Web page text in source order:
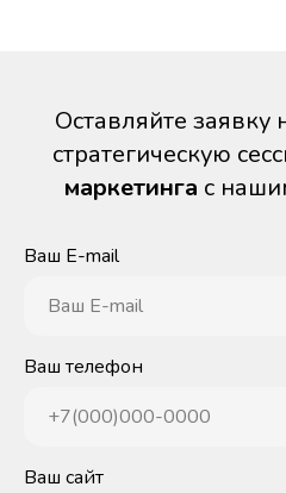
Оставляйте
стратегическую
маркетинга с
Ваш E-mail
Ваш E-mail
Ваш телефон
+7(000)000-0000
Ваш сайт